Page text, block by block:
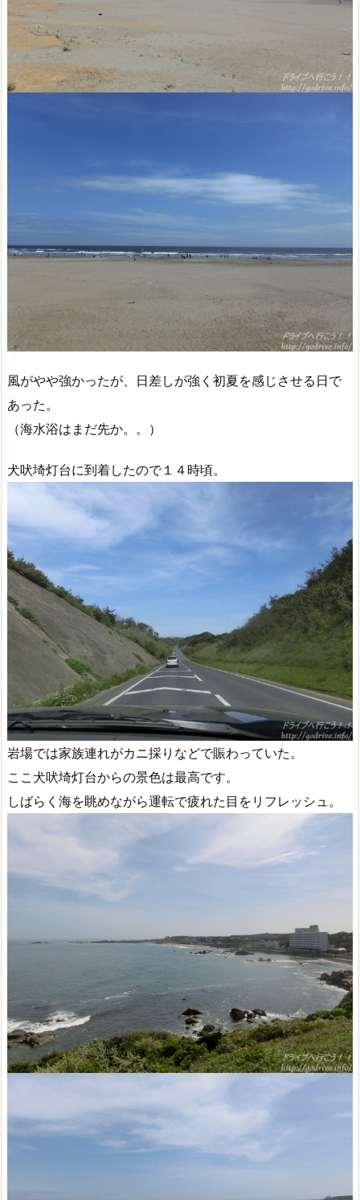
風がやや強かったが、日差しが強く初夏を感じさせる日で
あった。
（海水浴はまだ先か。。）
犬吠埼灯台に到着したので１４時頃。
岩場では家族連れがカニ採りなどで賑わっていた。
ここ犬吠埼灯台からの景色は最高です。
しばらく海を眺めながら運転で疲れた目をリフレッシュ。